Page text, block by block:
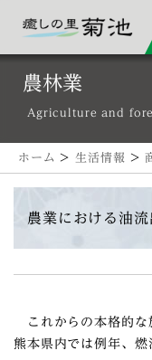
農林業
Agriculture and
ホーム >生活情報 >
農業における油
これからの本格的な
熊本県内では例年、燃